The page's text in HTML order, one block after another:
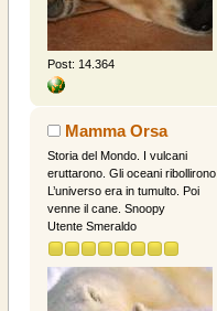
Post: 14.364
Mamma Orsa
Storia del Mondo. I vulcani
eruttarono. Gli oceani ribollirono.
L’universo era in tumulto. Poi
venne il cane. Snoopy
Utente Smeraldo